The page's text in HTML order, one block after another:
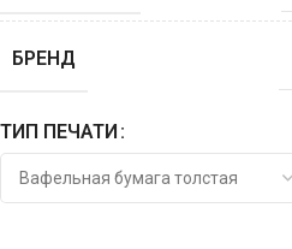
БРЕНД
ТИП ПЕЧАТИ